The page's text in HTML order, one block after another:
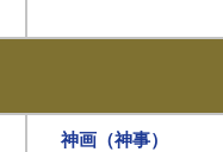
神画（神事）